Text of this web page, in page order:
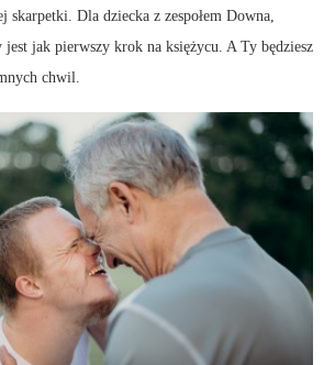
skarpetki. Dla dziecka z zespołem Downa,
jak pierwszy krok na księżycu. A Ty będziesz
chwil.